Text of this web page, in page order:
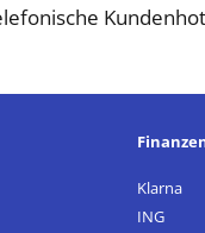
Klarna
ING